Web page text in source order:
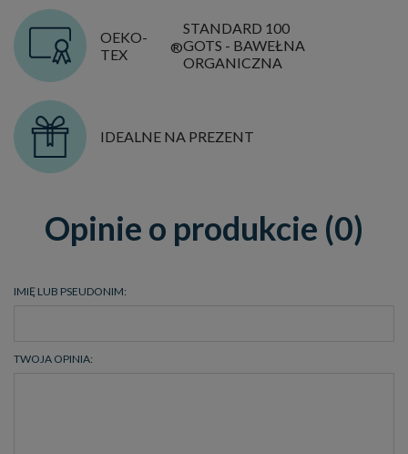
OEKO-
TEX
®
STANDARD 100
GOTS - BAWEŁNA
ORGANICZNA
IDEALNE NA PREZENT
Opinie o produkcie (0)
IMIĘ LUB PSEUDONIM:
TWOJA OPINIA: